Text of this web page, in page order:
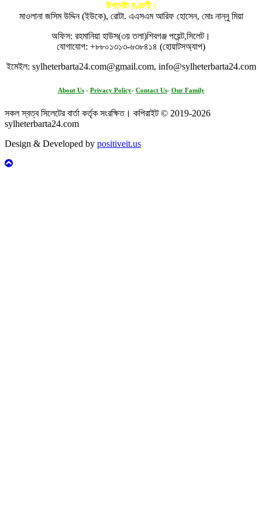
উপদেষ্টা মণ্ডলী :
মাওলানা জসিম উদ্দিন (ইউকে), রোটা. এএসএম আরিফ হোসেন, মোঃ নান্নু মিয়া
অফিস: রহমানিয়া হাউস(৩য় তলা)শিবগঞ্জ পয়েন্ট,সিলেট।
যোগাযোগ: +৮৮০১৩১৩-৬৩৮৪১৪ (হোয়াটসঅ্যাপ)
ইমেইল: sylheterbarta24.com@gmail.com, info@sylheterbarta24.com
About Us- Privacy Policy- Contact Us- Our Family
সকল স্বত্ব সিলেটের বার্তা কর্তৃক সংরক্ষিত। কপিরাইট © 2019-2026
sylheterbarta24.com
Design & Developed by positiveit.us